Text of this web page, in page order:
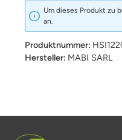
Um dieses Produkt zu
an.
Produktnummer:
Hersteller: MABI SARL